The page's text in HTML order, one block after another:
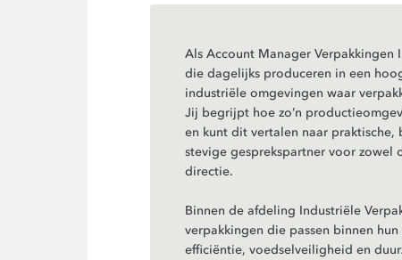
Als Account Manager Verpakkingen
die dagelijks produceren in een
industriële omgevingen waar
Jij begrijpt hoe zo’n
en kunt dit vertalen naar
stevige gesprekspartner voor zowel
directie.
Binnen de afdeling Industriële
verpakkingen die passen binnen
efficiëntie, voedselveiligheid en